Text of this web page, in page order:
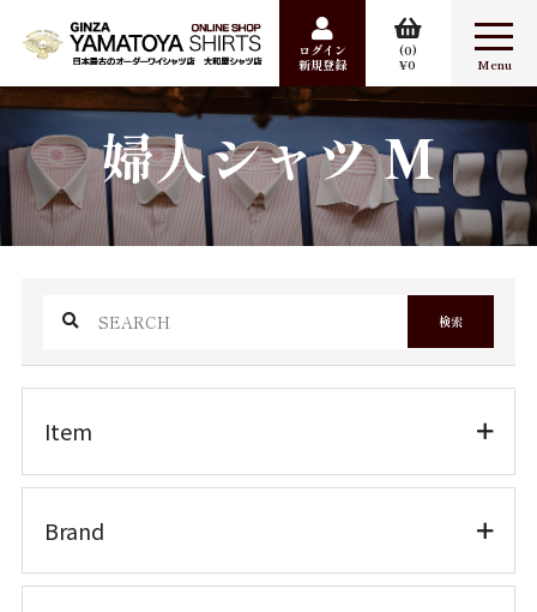
商品金額：0円
ログイン
新規登録
0
0
Item
ワイシャツ
カジュアルシャツ
婦人シャツ
ポケットチーフ
Sale
ワイシャツ半袖
婦人シャツ M
検索
Item
半袖
ホワイトシャツ
Brand